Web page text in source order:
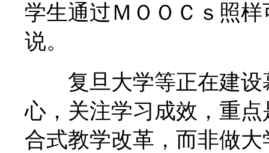
学生通过ＭＯＯＣｓ照
说。
复旦大学等正在建设
心，关注学习成效，重
合式教学改革，而非做